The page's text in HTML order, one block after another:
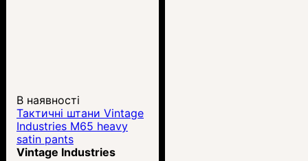
В наявності
Тактичні штани Vintage
Industries M65 heavy
satin pants
Vintage Industries